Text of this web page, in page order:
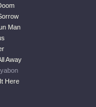
Man
Away
Here